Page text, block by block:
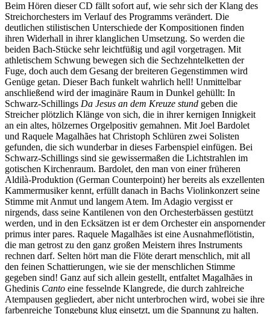
Beim Hören dieser CD fällt sofort auf, wie sehr sich der Klang des
Streichorchesters im Verlauf des Programms verändert. Die
deutlichen stilistischen Unterschiede der Kompositionen finden
ihren Widerhall in ihrer klanglichen Umsetzung. So werden die
beiden Bach-Stücke sehr leichtfüßig und agil vorgetragen. Mit
athletischem Schwung bewegen sich die Sechzehntelketten der
Fuge, doch auch dem Gesang der breiteren Gegenstimmen wird
Genüge getan. Dieser Bach funkelt wahrlich hell! Unmittelbar
anschließend wird der imaginäre Raum in Dunkel gehüllt: In
Schwarz-Schillings Da Jesus an dem Kreuze stund geben die
Streicher plötzlich Klänge von sich, die in ihrer kernigen Innigkeit
an ein altes, hölzernes Orgelpositiv gemahnen. Mit Joel Bardolet
und Raquele Magalhães hat Christoph Schlüren zwei Solisten
gefunden, die sich wunderbar in dieses Farbenspiel einfügen. Bei
Schwarz-Schillings sind sie gewissermaßen die Lichtstrahlen im
gotischen Kirchenraum. Bardolet, den man von einer früheren
Aldilà-Produktion (German Counterpoint) her bereits als exzellenten
Kammermusiker kennt, erfüllt danach in Bachs Violinkonzert seine
Stimme mit Anmut und langem Atem. Im Adagio vergisst er
nirgends, dass seine Kantilenen von den Orchesterbässen gestützt
werden, und in den Ecksätzen ist er dem Orchester ein anspornender
primus inter pares. Raquele Magalhães ist eine Ausnahmeflötistin,
die man getrost zu den ganz großen Meistern ihres Instruments
rechnen darf. Selten hört man die Flöte derart menschlich, mit all
den feinen Schattierungen, wie sie der menschlichen Stimme
gegeben sind! Ganz auf sich allein gestellt, entfaltet Magalhães in
Ghedinis Canto eine fesselnde Klangrede, die durch zahlreiche
Atempausen gegliedert, aber nicht unterbrochen wird, wobei sie ihre
farbenreiche Tongebung klug einsetzt, um die Spannung zu halten.